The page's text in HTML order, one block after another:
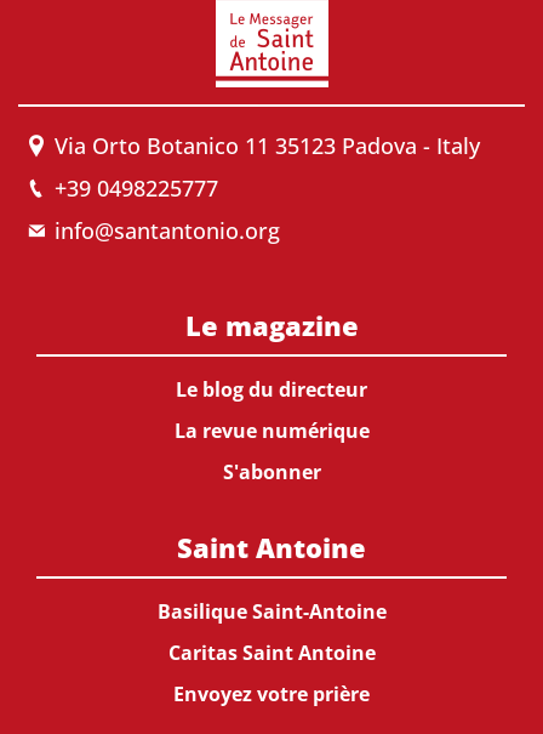
Via Orto Botanico 11 35123 Padova - Italy
+39 0498225777
info@santantonio.org
Le magazine
Le blog du directeur
La revue numérique
S'abonner
Saint Antoine
Basilique Saint-Antoine
Caritas Saint Antoine
Envoyez votre prière